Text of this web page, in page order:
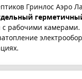
Гринлос Аэро
рабочими камерами.